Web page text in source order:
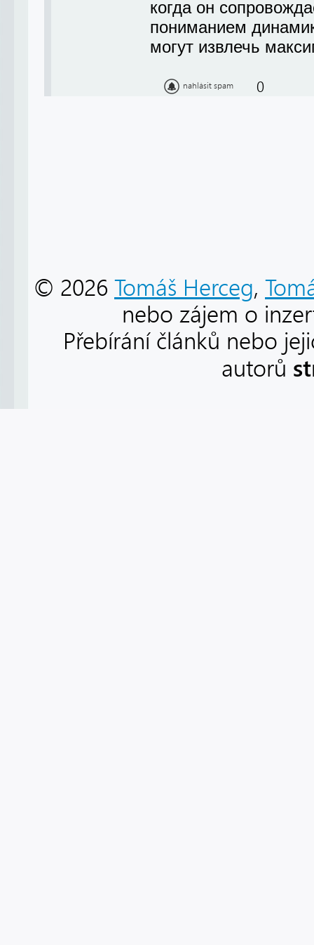
когда он
пониманием
могут извлечь
nahlásit spam 0
© 2026 Tomáš Herceg,
nebo zájem o
Přebírání článků nebo
autorů